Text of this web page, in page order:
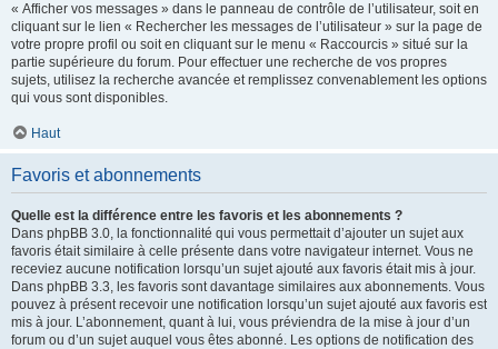
« Afficher vos messages » dans le panneau de contrôle de l’utilisateur, soit en
cliquant sur le lien « Rechercher les messages de l’utilisateur » sur la page de
votre propre profil ou soit en cliquant sur le menu « Raccourcis » situé sur la
partie supérieure du forum. Pour effectuer une recherche de vos propres
sujets, utilisez la recherche avancée et remplissez convenablement les options
qui vous sont disponibles.
Haut
Favoris et abonnements
Quelle est la différence entre les favoris et les abonnements ?
Dans phpBB 3.0, la fonctionnalité qui vous permettait d’ajouter un sujet aux
favoris était similaire à celle présente dans votre navigateur internet. Vous ne
receviez aucune notification lorsqu’un sujet ajouté aux favoris était mis à jour.
Dans phpBB 3.3, les favoris sont davantage similaires aux abonnements. Vous
pouvez à présent recevoir une notification lorsqu’un sujet ajouté aux favoris est
mis à jour. L’abonnement, quant à lui, vous préviendra de la mise à jour d’un
forum ou d’un sujet auquel vous êtes abonné. Les options de notification des